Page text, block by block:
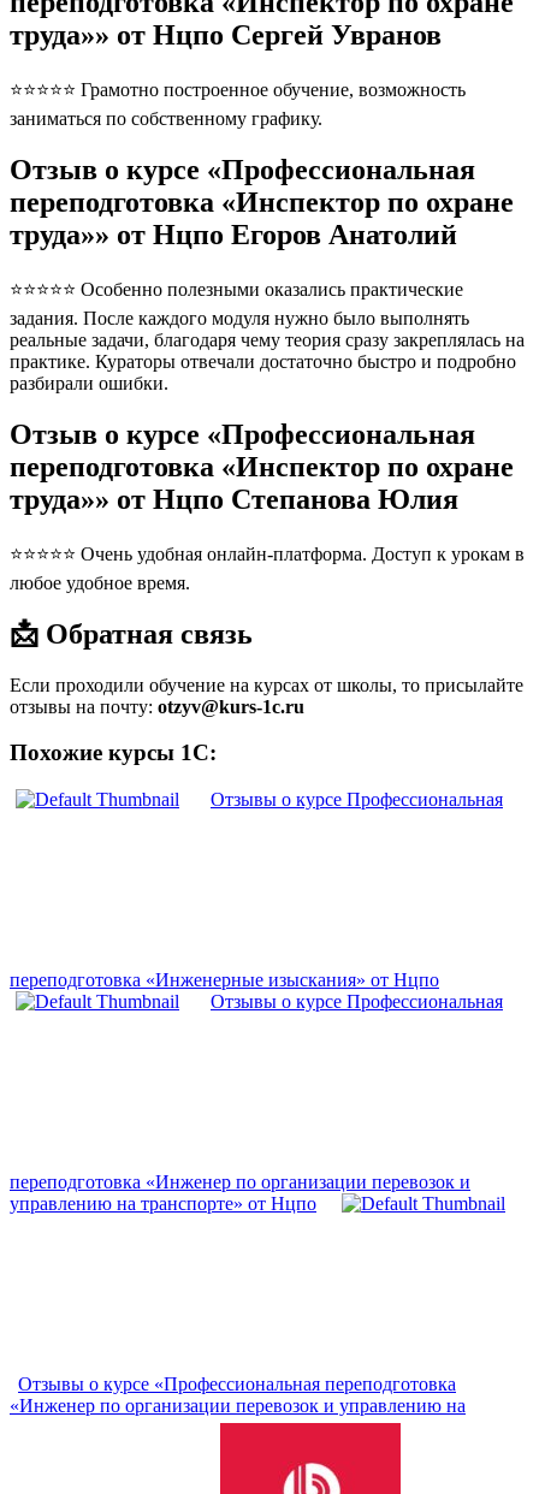
труда»» от Нцпо Сергей Увранов
⭐⭐⭐⭐⭐ Грамотно построенное обучение, возможность
заниматься по собственному графику.
Отзыв о курсе «Профессиональная
переподготовка «Инспектор по охране
труда»» от Нцпо Егоров Анатолий
⭐⭐⭐⭐⭐ Особенно полезными оказались практические
задания. После каждого модуля нужно было выполнять
реальные задачи, благодаря чему теория сразу закреплялась на
практике. Кураторы отвечали достаточно быстро и подробно
разбирали ошибки.
Отзыв о курсе «Профессиональная
переподготовка «Инспектор по охране
труда»» от Нцпо Степанова Юлия
⭐⭐⭐⭐⭐ Очень удобная онлайн-платформа. Доступ к урокам в
любое удобное время.
📩 Обратная связь
Если проходили обучение на курсах от школы, то присылайте
отзывы на почту: otzyv@kurs-1c.ru
Похожие курсы 1С:
Отзывы о курсе Профессиональная
переподготовка «Инженерные изыскания» от Нцпо
Отзывы о курсе Профессиональная
переподготовка «Инженер по организации перевозок и
управлению на транспорте» от Нцпо
Отзывы о курсе «Профессиональная переподготовка
«Инженер по организации перевозок и управлению на